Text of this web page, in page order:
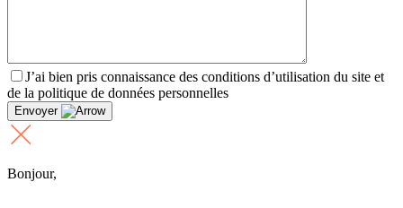
J’ai bien pris connaissance des conditions d’utilisation du site et
de la politique de données personnelles
Envoyer
Bonjour,